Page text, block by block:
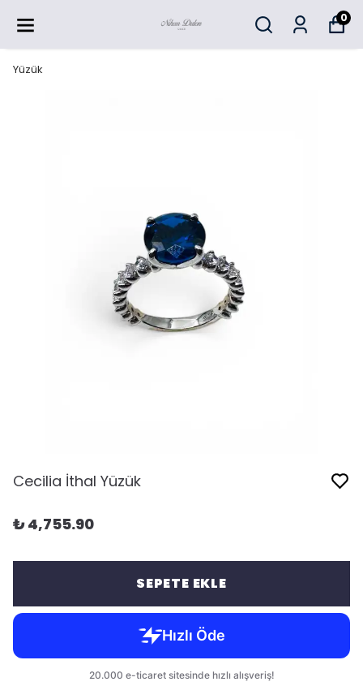
0
Yüzük
Cecilia İthal Yüzük
₺ 4,755.90
SEPETE EKLE